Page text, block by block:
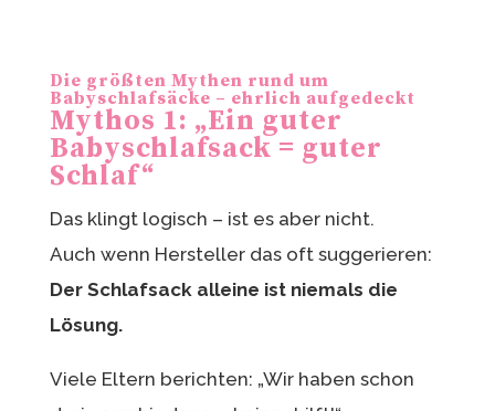
Die größten Mythen rund um
Babyschlafsäcke – ehrlich aufgedeckt
Mythos 1: „Ein guter
Babyschlafsack = guter
Schlaf“
Das klingt logisch – ist es aber nicht.
Auch wenn Hersteller das oft suggerieren:
Der Schlafsack alleine ist niemals die
Lösung.
Viele Eltern berichten: „Wir haben schon